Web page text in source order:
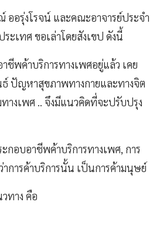
ออรุ่งโรจน์ และคณะอาจารย์ประจำ
ะเทศ ขอเล่าโดยสังเขป ดังนี้
พค้าบริการทางเพศอยู่แล้ว เคย
ธ์ ปัญหาสุขภาพทางกายและทางจิต
างเพศ .. จึงมีแนวคิดที่จะปรับปรุง
อบอาชีพค้าบริการทางเพศ, การ
การค้าบริการนั้น เป็นการค้ามนุษย์
ทาง คือ